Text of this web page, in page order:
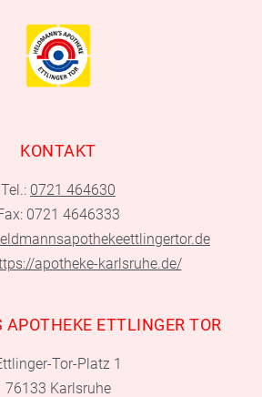
KONTAKT
Tel.: 0721 464630
0721 4646333
apotheke-karlsruhe.de/
APOTHEKE ETTLINGER TOR
Tor-Platz 1
76133 Karlsruhe